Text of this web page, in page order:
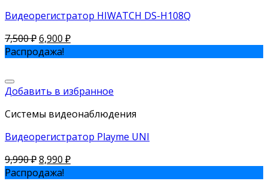
Видеорегистратор HIWATCH DS-H108Q
7,500₽6,900 ₽
Распродажа!
Добавить в избранное
Системы видеонаблюдения
Видеорегистратор Playme UNI
9,990₽8,990 ₽
Распродажа!